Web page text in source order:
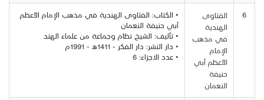
6
الفتاوى
الهندية
في مذهب
الإمام
الأعظم أبي
حنيفة
النعمان
• الكتاب: الفتاوى الهندية في مذهب الإمام الأعظم
أبي حنيفة النعمان
• تأليف: الشيخ نظام وجماعة من علماء الهند
• دار النشر: دار الفكر - 1411هـ - 1991م
• عدد الاجزاء: 6